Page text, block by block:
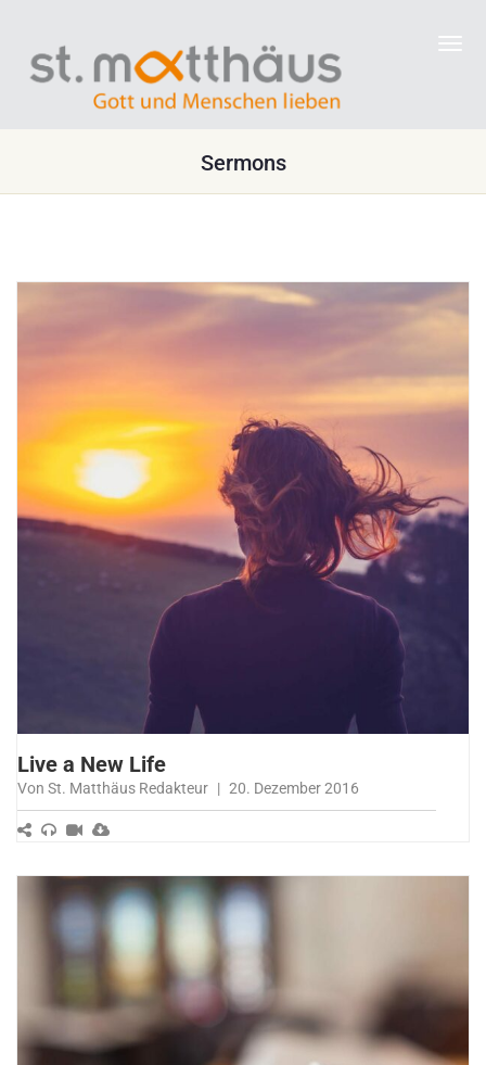
Sermons
Live a New Life
Von St. Matthäus Redakteur | 20. Dezember 2016